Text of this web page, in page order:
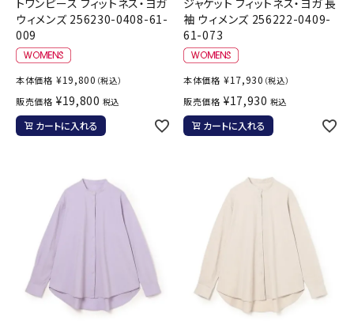
ウィメンズ 256230-0408-61-
009
本体価格 ¥19,800 （税込）
販売価格 ¥19,800 税込
カートに入れる
袖 ウィメンズ 256222-0409-
61-073
本体価格 ¥17,930 （税込）
販売価格 ¥17,930 税込
カートに入れる